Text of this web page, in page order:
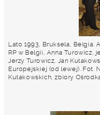
Lato 1993, Bruksela, Belgia.
RP w Belgii, Anna Turowicz,
Jerzy Turowicz, Jan
Europejskiej (od lewej). Fot.
Kułakowskich, zbiory